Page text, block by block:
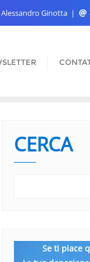
Ginotta
CERCA
Se ti piace